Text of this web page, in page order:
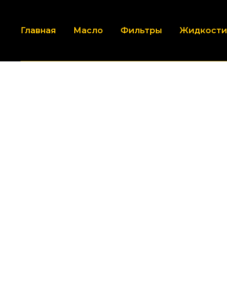
Главная Масло Фильтры Жидкости